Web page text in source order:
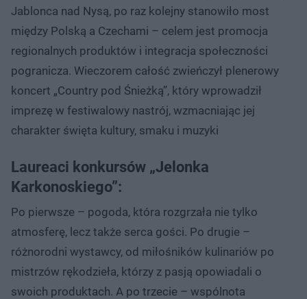
Jablonca nad Nysą, po raz kolejny stanowiło most
między Polską a Czechami – celem jest promocja
regionalnych produktów i integracja społeczności
pogranicza. Wieczorem całość zwieńczył plenerowy
koncert „Country pod Śnieżką”, który wprowadził
imprezę w festiwalowy nastrój, wzmacniając jej
charakter święta kultury, smaku i muzyki
Laureaci konkursów „Jelonka
Karkonoskiego”:
Po pierwsze – pogoda, która rozgrzała nie tylko
atmosferę, lecz także serca gości. Po drugie –
różnorodni wystawcy, od miłośników kulinariów po
mistrzów rękodzieła, którzy z pasją opowiadali o
swoich produktach. A po trzecie – wspólnota